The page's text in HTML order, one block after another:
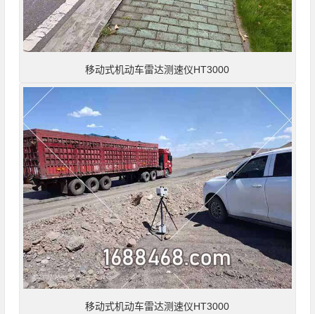
移动式机动车雷达测速仪HT3000
移动式机动车雷达测速仪HT3000